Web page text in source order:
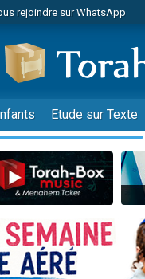
rejoindre sur WhatsApp
faire un don pour
faire un don pour Tsédaka :
rejoindre sur WhatsApp
une bénédiction
faire un don pour Diane, 80
en groupe sur Zoom
rejoindre sur WhatsApp
une bénédiction
en groupe sur Zoom
rejoindre sur WhatsApp
Etude sur Texte